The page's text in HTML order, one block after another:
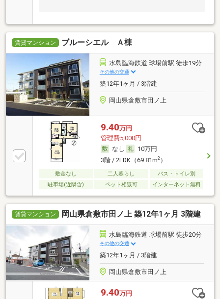
賃貸マンション ブルーシエル Ａ棟
水島臨海鉄道 球場前駅 徒歩19分
その他の交通
築12年1ヶ月 / 3階建
岡山県倉敷市田ノ上
9.40万円
管理費5,000円
なし
10万円
3階 / 2LDK（69.81m2）
敷金なし 二人暮らし
バス・トイレ別
駐車場(近隣含)
ペット相談可 インターネット無料
賃貸マンション 岡山県倉敷市田ノ上 築12年1ヶ月 3階建
水島臨海鉄道 球場前駅 徒歩20分
その他の交通
築12年1ヶ月 / 3階建
岡山県倉敷市田ノ上
9.40万円